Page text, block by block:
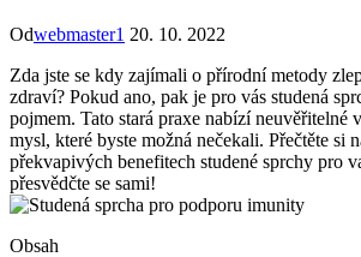
Odwebmaster1 20. 10. 2022
Zda jste se kdy zajímali o přírodní metody
zdraví? Pokud ano, pak je pro vás studená
pojmem. Tato stará praxe nabízí neuvěřitelné
mysl, které byste možná nečekali. Přečtěte si
překvapivých benefitech studené sprchy pro
přesvědčte se sami!
Obsah